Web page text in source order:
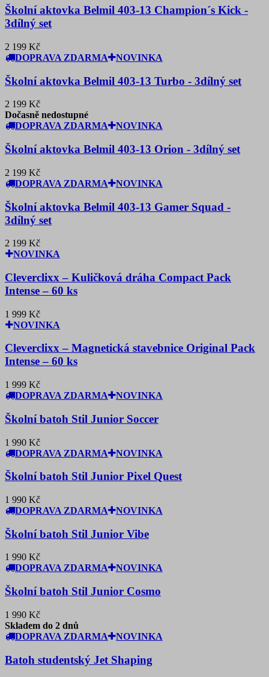
Školní aktovka Belmil 403-13 Champion´s Kick -
3dílný set
2 199 Kč
DOPRAVA ZDARMA
NOVINKA
Školní aktovka Belmil 403-13 Turbo - 3dílný set
2 199 Kč
Dočasně nedostupné
DOPRAVA ZDARMA
NOVINKA
Školní aktovka Belmil 403-13 Orion - 3dílný set
2 199 Kč
DOPRAVA ZDARMA
NOVINKA
Školní aktovka Belmil 403-13 Gamer Squad -
3dílný set
2 199 Kč
NOVINKA
Cleverclixx – Kuličková dráha Compact Pack
Intense – 60 ks
1 999 Kč
NOVINKA
Cleverclixx – Magnetická stavebnice Original Pack
Intense – 60 ks
1 999 Kč
DOPRAVA ZDARMA
NOVINKA
Školní batoh Stil Junior Soccer
1 990 Kč
DOPRAVA ZDARMA
NOVINKA
Školní batoh Stil Junior Pixel Quest
1 990 Kč
DOPRAVA ZDARMA
NOVINKA
Školní batoh Stil Junior Vibe
1 990 Kč
DOPRAVA ZDARMA
NOVINKA
Školní batoh Stil Junior Cosmo
1 990 Kč
Skladem do 2 dnů
DOPRAVA ZDARMA
NOVINKA
Batoh studentský Jet Shaping